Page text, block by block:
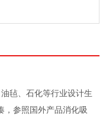
油毡、石化等行业设计生
，参照国外产品消化吸